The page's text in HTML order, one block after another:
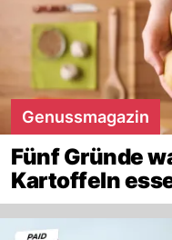
Genussmagazin
Fünf Gründe
Kartoffeln